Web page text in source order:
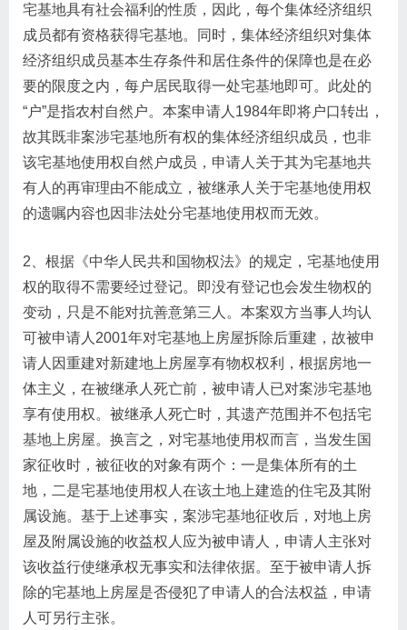
宅基地具有社会福利的性质，因此，每个集体经济组织
成员都有资格获得宅基地。同时，集体经济组织对集体
经济组织成员基本生存条件和居住条件的保障也是在必
要的限度之内，每户居民取得一处宅基地即可。此处的
“户”是指农村自然户。本案申请人1984年即将户口转出，
故其既非案涉宅基地所有权的集体经济组织成员，也非
该宅基地使用权自然户成员，申请人关于其为宅基地共
有人的再审理由不能成立，被继承人关于宅基地使用权
的遗嘱内容也因非法处分宅基地使用权而无效。
2、根据《中华人民共和国物权法》的规定，宅基地使用
权的取得不需要经过登记。即没有登记也会发生物权的
变动，只是不能对抗善意第三人。本案双方当事人均认
可被申请人2001年对宅基地上房屋拆除后重建，故被申
请人因重建对新建地上房屋享有物权权利，根据房地一
体主义，在被继承人死亡前，被申请人已对案涉宅基地
享有使用权。被继承人死亡时，其遗产范围并不包括宅
基地上房屋。换言之，对宅基地使用权而言，当发生国
家征收时，被征收的对象有两个：一是集体所有的土
地，二是宅基地使用权人在该土地上建造的住宅及其附
属设施。基于上述事实，案涉宅基地征收后，对地上房
屋及附属设施的收益权人应为被申请人，申请人主张对
该收益行使继承权无事实和法律依据。至于被申请人拆
除的宅基地上房屋是否侵犯了申请人的合法权益，申请
人可另行主张。